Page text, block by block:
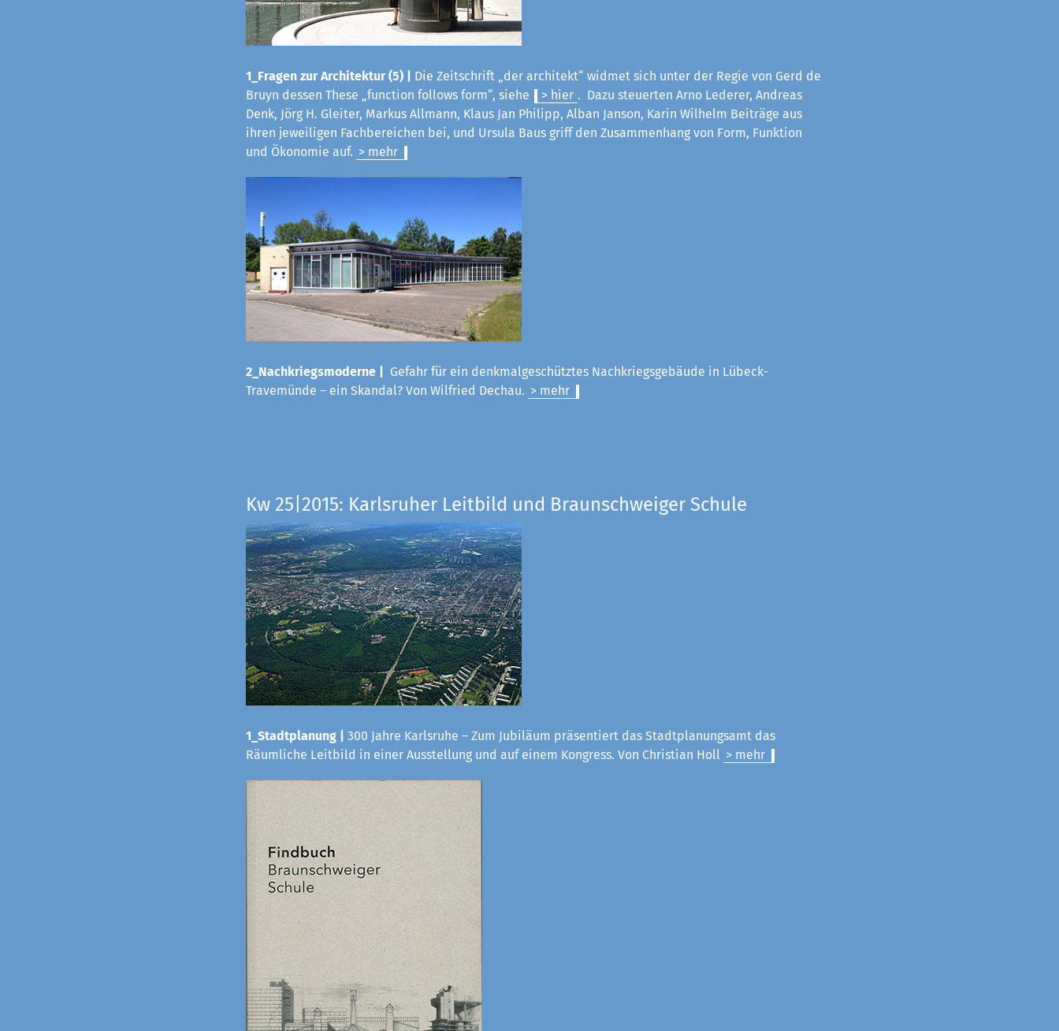
1_Fragen zur Architektur (5) |
Die Zeitschrift „der architekt“ widmet sich unter der Regie von Gerd de
Bruyn dessen These „function follows form“, siehe
> hier . Dazu steuerten Arno Lederer, Andreas
Denk, Jörg H. Gleiter, Markus Allmann, Klaus Jan Philipp, Alban Janson, Karin Wilhelm Beiträge aus
ihren jeweiligen Fachbereichen bei, und Ursula Baus griff den Zusammenhang von Form, Funktion
und Ökonomie auf. > mehr
2_Nachkriegsmoderne |
Gefahr für ein denkmalgeschütztes Nachkriegsgebäude in Lübeck-
Travemünde – ein Skandal? Von Wilfried Dechau. > mehr
Kw 25|2015: Karlsruher Leitbild und Braunschweiger Schule
1_Stadtplanung |
300 Jahre Karlsruhe – Zum Jubiläum präsentiert das Stadtplanungsamt das
Räumliche Leitbild in einer Ausstellung und auf einem Kongress. Von Christian Holl > mehr